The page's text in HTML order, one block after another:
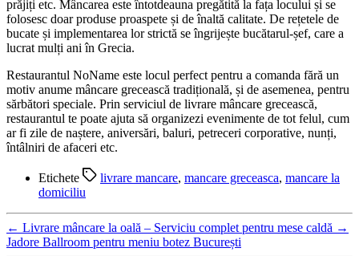
prăjiți etc. Mâncarea este întotdeauna pregătită la fața locului și se
folosesc doar produse proaspete și de înaltă calitate. De rețetele de
bucate și implementarea lor strictă se îngrijește bucătarul-șef, care a
lucrat mulți ani în Grecia.
Restaurantul NoName este locul perfect pentru a comanda fără un
motiv anume mâncare grecească tradițională, și de asemenea, pentru
sărbători speciale. Prin serviciul de livrare mâncare grecească,
restaurantul te poate ajuta să organizezi evenimente de tot felul, cum
ar fi zile de naștere, aniversări, baluri, petreceri corporative, nunți,
întâlniri de afaceri etc.
Etichete livrare mancare, mancare greceasca, mancare la
domiciliu
← Livrare mâncare la oală – Serviciu complet pentru mese caldă →
Jadore Ballroom pentru meniu botez București